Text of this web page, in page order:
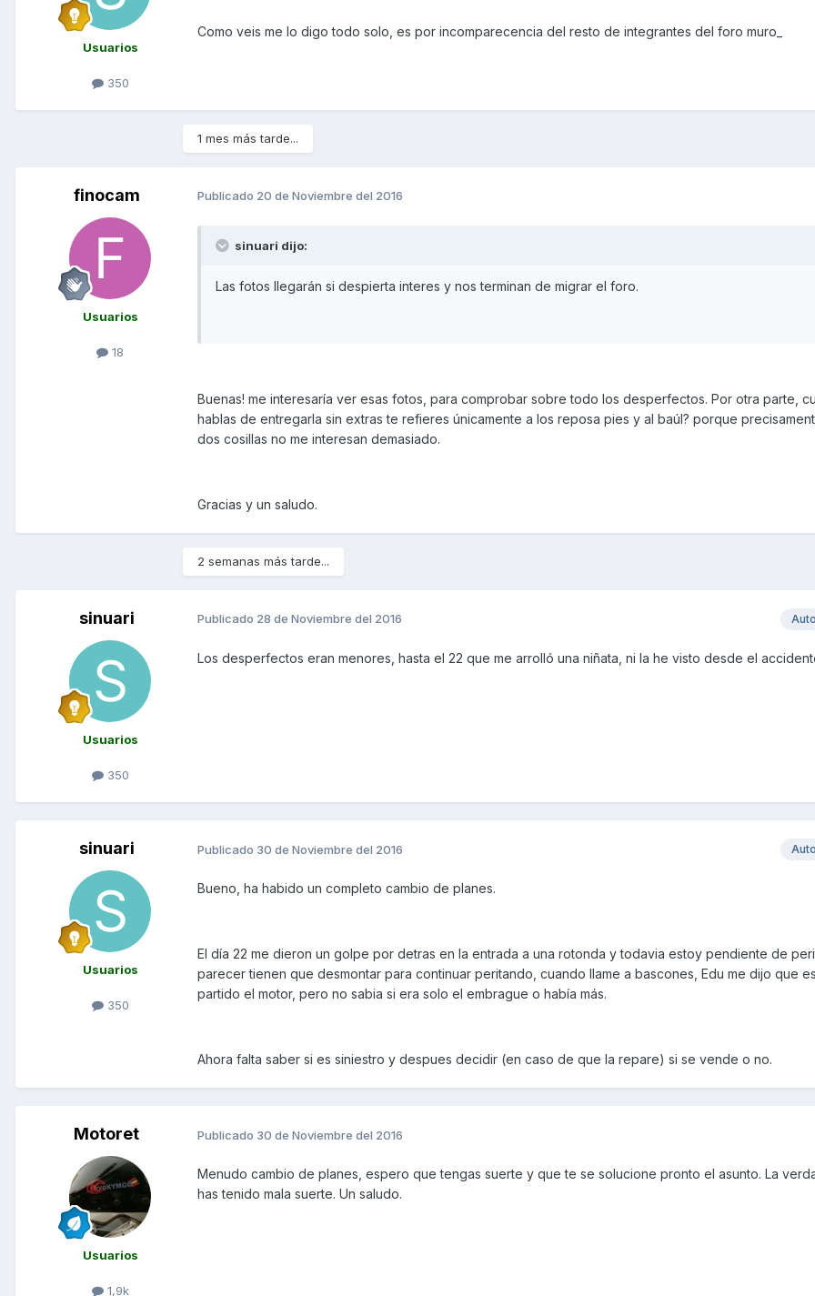
Usuarios
350
Como veis me lo digo todo solo, es por incomparecencia del resto de integrantes del foro muro_
1 mes más tarde...
finocam
Usuarios
18
Publicado 20 de Noviembre del 2016
sinuari dijo:
Las fotos llegarán si despierta interes y nos terminan de migrar el foro.
Buenas! me interesaría ver esas fotos, para comprobar sobre todo los desperfectos. Por otra parte,
hablas de entregarla sin extras te refieres únicamente a los reposa pies y al baúl? porque
dos cosillas no me interesan demasiado.
Gracias y un saludo.
2 semanas más tarde...
sinuari
Usuarios
350
Publicado 28 de Noviembre del 2016
Los desperfectos eran menores, hasta el 22 que me arrolló una niñata, ni la he visto desde el
sinuari
Usuarios
350
Publicado 30 de Noviembre del 2016
Bueno, ha habido un completo cambio de planes.
El día 22 me dieron un golpe por detras en la entrada a una rotonda y todavia estoy pendiente de
parecer tienen que desmontar para continuar peritando, cuando llame a bascones, Edu me dijo que
partido el motor, pero no sabia si era solo el embrague o había más.
Ahora falta saber si es siniestro y despues decidir (en caso de que la repare) si se vende o no.
Motoret
Usuarios
1,9k
Publicado 30 de Noviembre del 2016
Menudo cambio de planes, espero que tengas suerte y que te se solucione pronto el asunto. La
has tenido mala suerte. Un saludo.